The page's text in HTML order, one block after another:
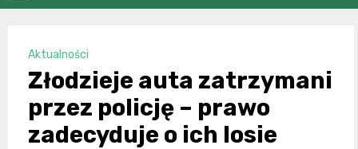
Aktualności
Złodzieje auta zatrzymani
przez policję – prawo
zadecyduje o ich losie